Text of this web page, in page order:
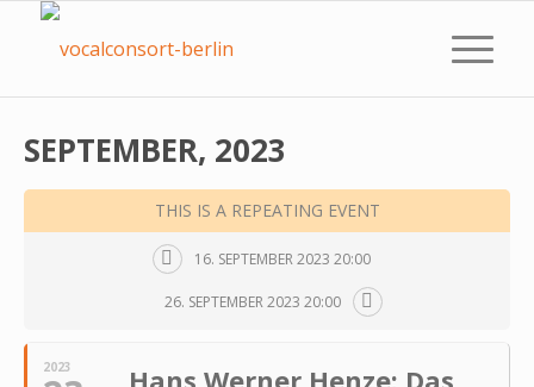
SEPTEMBER, 2023
THIS IS A REPEATING EVENT
16. SEPTEMBER 2023 20:00
26. SEPTEMBER 2023 20:00
2023
Hans Werner Henze: Das